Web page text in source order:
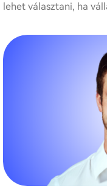
lehet választani, ha